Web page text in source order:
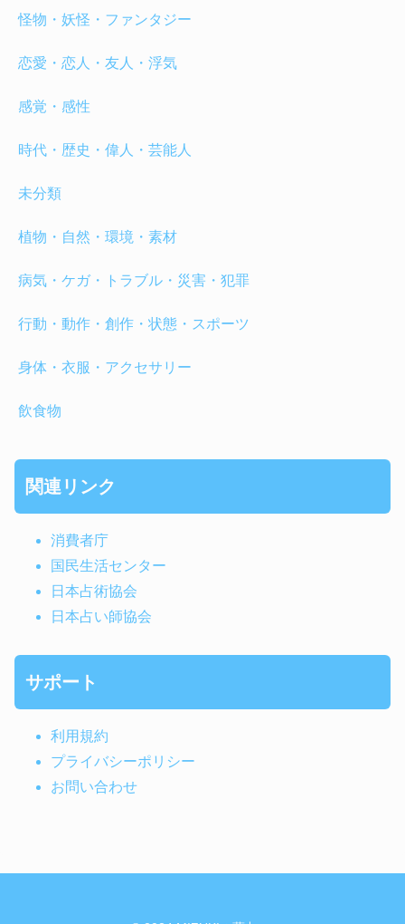
怪物・妖怪・ファンタジー
恋愛・恋人・友人・浮気
感覚・感性
時代・歴史・偉人・芸能人
未分類
植物・自然・環境・素材
病気・ケガ・トラブル・災害・犯罪
行動・動作・創作・状態・スポーツ
身体・衣服・アクセサリー
飲食物
関連リンク
消費者庁
国民生活センター
日本占術協会
日本占い師協会
サポート
利用規約
プライバシーポリシー
お問い合わせ